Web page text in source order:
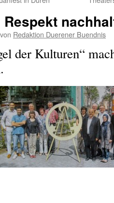
Respekt
von Redaktion Duerener Buendnis
der Kulturen“